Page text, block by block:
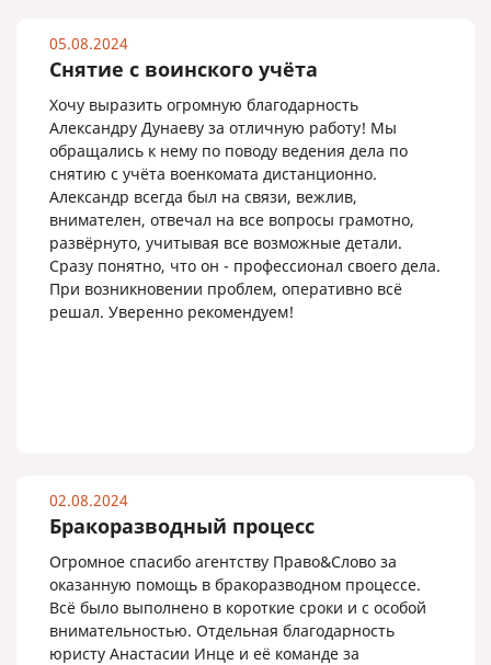
05.08.2024
Снятие с воинского учёта
Хочу выразить огромную благодарность
Александру Дунаеву за отличную работу! Мы
обращались к нему по поводу ведения дела по
снятию с учёта военкомата дистанционно.
Александр всегда был на связи, вежлив,
внимателен, отвечал на все вопросы грамотно,
развёрнуто, учитывая все возможные детали.
Сразу понятно, что он - профессионал своего дела.
При возникновении проблем, оперативно всё
решал. Уверенно рекомендуем!
02.08.2024
Бракоразводный процесс
Огромное спасибо агентству Право&Слово за
оказанную помощь в бракоразводном процессе.
Всё было выполнено в короткие сроки и с особой
внимательностью. Отдельная благодарность
юристу Анастасии Инце и её команде за